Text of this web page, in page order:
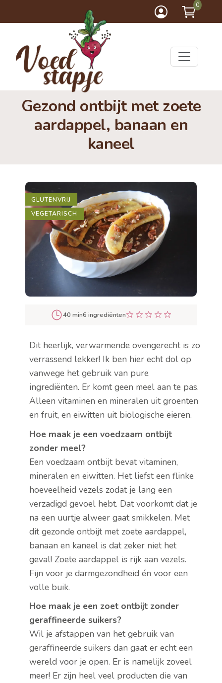
0
Gezond ontbijt met zoete
aardappel, banaan en
kaneel
GLUTENVRIJ
VEGETARISCH
40 min6 ingrediënten
Dit heerlijk, verwarmende ovengerecht is zo
verrassend lekker! Ik ben hier echt dol op
vanwege het gebruik van pure
ingrediënten. Er komt geen meel aan te pas.
Alleen vitaminen en mineralen uit groenten
en fruit, en eiwitten uit biologische eieren.
Hoe maak je een voedzaam ontbijt
zonder meel?
Een voedzaam ontbijt bevat vitaminen,
mineralen en eiwitten. Het liefst een flinke
hoeveelheid vezels zodat je lang een
verzadigd gevoel hebt. Dat voorkomt dat je
na een uurtje alweer gaat smikkelen. Met
dit gezonde ontbijt met zoete aardappel,
banaan en kaneel is dat zeker niet het
geval! Zoete aardappel is rijk aan vezels.
Fijn voor je darmgezondheid én voor een
volle buik.
Hoe maak je een zoet ontbijt zonder
geraffineerde suikers?
Wil je afstappen van het gebruik van
geraffineerde suikers dan gaat er echt een
wereld voor je open. Er is namelijk zoveel
meer! Er zijn heel veel producten die van